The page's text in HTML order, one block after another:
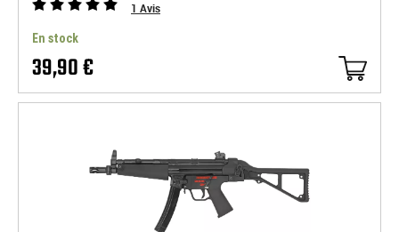
1 Avis
En stock
39,90 €